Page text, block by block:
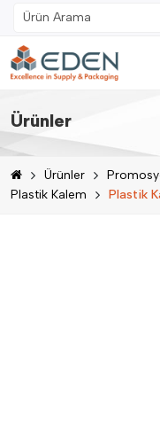
Ana Sayfa
Hakkımızda
Ürünler
Ürünler
Ürünler
Plastik Kalem
Plastik